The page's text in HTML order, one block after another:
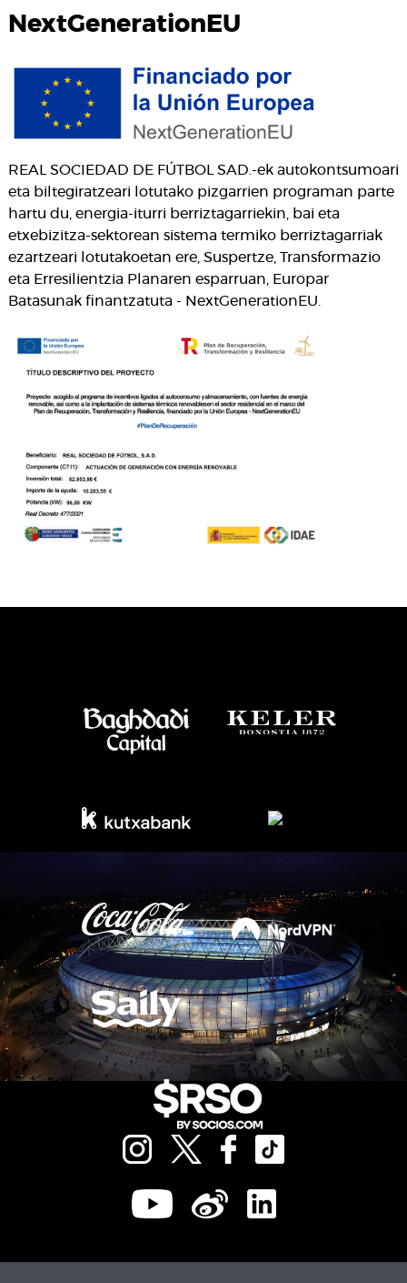
NextGenerationEU
REAL SOCIEDAD DE FÚTBOL SAD.-ek autokontsumoari
eta biltegiratzeari lotutako pizgarrien programan parte
hartu du, energia-iturri berriztagarriekin, bai eta
etxebizitza-sektorean sistema termiko berriztagarriak
ezartzeari lotutakoetan ere, Suspertze, Transformazio
eta Erresilientzia Planaren esparruan, Europar
Batasunak finantzatuta - NextGenerationEU.